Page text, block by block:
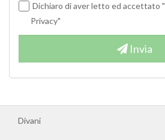
Dichiaro di aver letto ed accettato
Privacy"
Invia
Divani